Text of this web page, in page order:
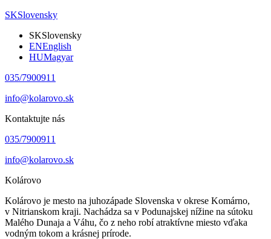
SKSlovensky
SKSlovensky
ENEnglish
HUMagyar
035/7900911
info@kolarovo.sk
Kontaktujte nás
035/7900911
info@kolarovo.sk
Kolárovo
Kolárovo je mesto na juhozápade Slovenska v okrese Komárno,
v Nitrianskom kraji. Nachádza sa v Podunajskej nížine na sútoku
Malého Dunaja a Váhu, čo z neho robí atraktívne miesto vďaka
vodným tokom a krásnej prírode.